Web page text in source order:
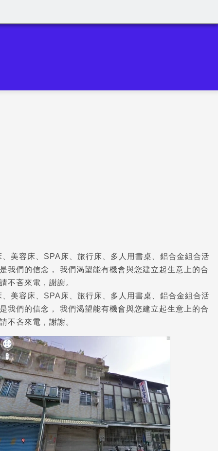
美容床、SPA床、旅行床、多人用書桌、鋁合金組合活
我們的信念， 我們渴望能有機會與您建立起生意上的合
不吝來電，謝謝。
美容床、SPA床、旅行床、多人用書桌、鋁合金組合活
我們的信念， 我們渴望能有機會與您建立起生意上的合
不吝來電，謝謝。